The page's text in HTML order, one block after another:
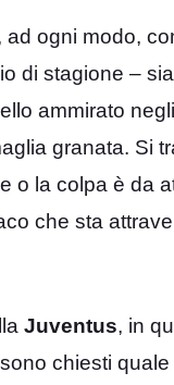
ad ogni modo,
di stagione –
ammirato
granata. Si
o la colpa è da
che sta
Juventus, in
chiesti quale